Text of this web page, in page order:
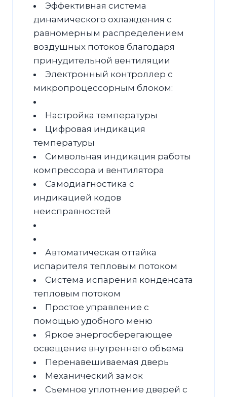
Эффективная система
динамического охлаждения с
равномерным распределением
воздушных потоков благодаря
принудительной вентиляции
Электронный контроллер с
микропроцессорным блоком:
Настройка температуры
Цифровая индикация
температуры
Символьная индикация работы
компрессора и вентилятора
Самодиагностика с
индикацией кодов
неисправностей
Автоматическая оттайка
испарителя тепловым потоком
Система испарения конденсата
тепловым потоком
Простое управление с
помощью удобного меню
Яркое энергосберегающее
освещение внутреннего объема
Перенавешиваемая дверь
Механический замок
Съемное уплотнение дверей с